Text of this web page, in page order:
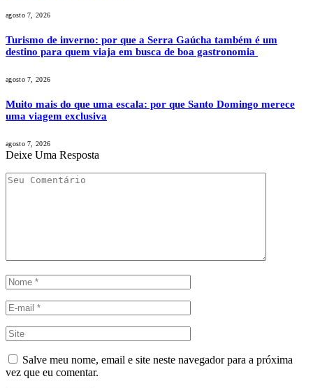
agosto 7, 2026
Turismo de inverno: por que a Serra Gaúcha também é um
destino para quem viaja em busca de boa gastronomia
agosto 7, 2026
Muito mais do que uma escala: por que Santo Domingo merece
uma viagem exclusiva
agosto 7, 2026
Deixe Uma Resposta
Salve meu nome, email e site neste navegador para a próxima
vez que eu comentar.